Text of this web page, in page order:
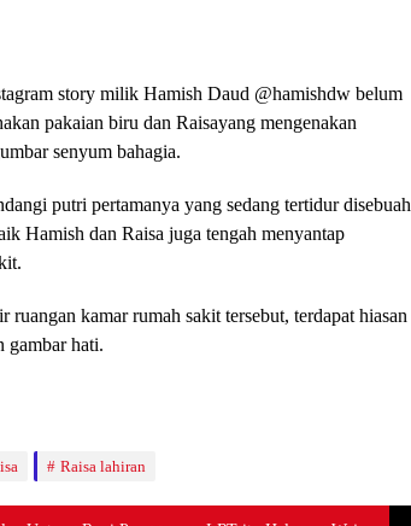
story milik Hamish Daud @hamishdw belum
pakaian biru dan Raisayang mengenakan
senyum bahagia.
putri pertamanya yang sedang tertidur disebuah
Hamish dan Raisa juga tengah menyantap
kamar rumah sakit tersebut, terdapat hiasan
gambar hati.
Raisa lahiran